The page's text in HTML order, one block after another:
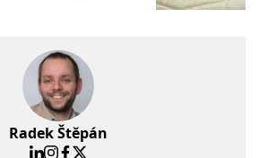
Radek Štěpán